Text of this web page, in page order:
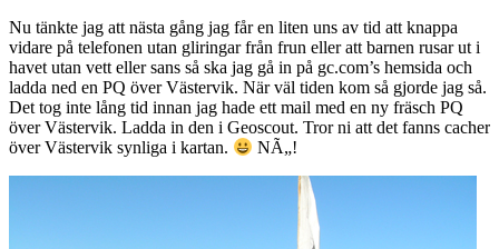
Nu tänkte jag att nästa gång jag får en liten uns av tid att knappa
vidare på telefonen utan gliringar från frun eller att barnen rusar ut i
havet utan vett eller sans så ska jag gå in på gc.com’s hemsida och
ladda ned en PQ över Västervik. När väl tiden kom så gjorde jag så.
Det tog inte lång tid innan jag hade ett mail med en ny fräsch PQ
över Västervik. Ladda in den i Geoscout. Tror ni att det fanns cacher
över Västervik synliga i kartan.
NÃ„!